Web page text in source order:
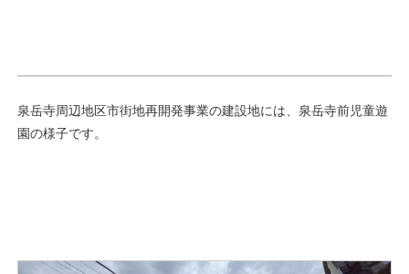
泉岳寺周辺地区市街地再開発事業の建設地には、泉岳寺前児童遊
園の様子です。